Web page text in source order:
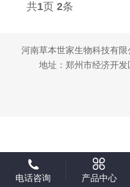
共1页2条
河南草本世家生物科技有限
地址：郑州市经济开
电话咨询 产品中心